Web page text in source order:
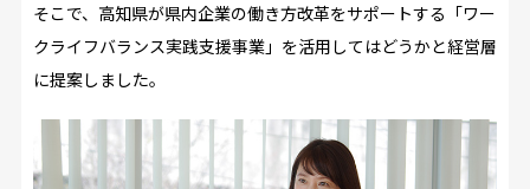
そこで、高知県が県内企業の働き方改革をサポートする「ワー
クライフバランス実践支援事業」を活用してはどうかと経営層
に提案しました。